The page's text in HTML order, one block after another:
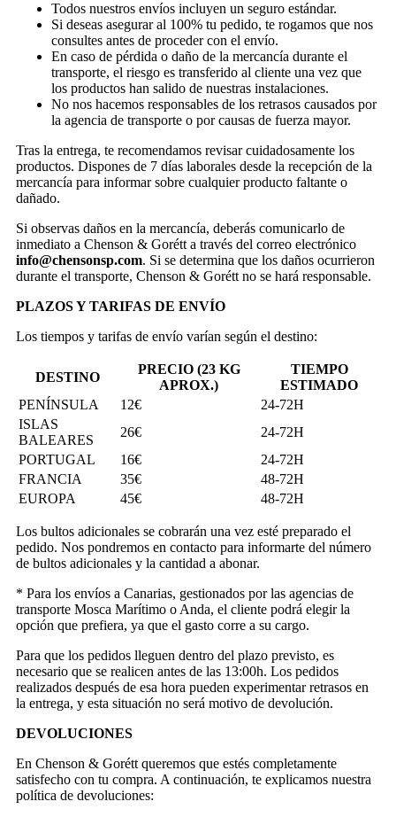
Todos nuestros envíos incluyen un seguro estándar.
Si deseas asegurar al 100% tu pedido, te rogamos que nos
consultes antes de proceder con el envío.
En caso de pérdida o daño de la mercancía durante el
transporte, el riesgo es transferido al cliente una vez que
los productos han salido de nuestras instalaciones.
No nos hacemos responsables de los retrasos causados por
la agencia de transporte o por causas de fuerza mayor.
Tras la entrega, te recomendamos revisar cuidadosamente los
productos. Dispones de 7 días laborales desde la recepción de la
mercancía para informar sobre cualquier producto faltante o
dañado.
Si observas daños en la mercancía, deberás comunicarlo de
inmediato a Chenson & Gorétt a través del correo electrónico
info@chensonsp.com. Si se determina que los daños ocurrieron
durante el transporte, Chenson & Gorétt no se hará responsable.
PLAZOS Y TARIFAS DE ENVÍO
Los tiempos y tarifas de envío varían según el destino:
DESTINO
PRECIO (23 KG
APROX.)
TIEMPO
ESTIMADO
PENÍNSULA
12€
24-72H
ISLAS
BALEARES
26€
24-72H
PORTUGAL
16€
24-72H
FRANCIA
35€
48-72H
EUROPA
45€ 48-72H
Los bultos adicionales se cobrarán una vez esté preparado el
pedido. Nos pondremos en contacto para informarte del número
de bultos adicionales y la cantidad a abonar.
* Para los envíos a Canarias, gestionados por las agencias de
transporte Mosca Marítimo o Anda, el cliente podrá elegir la
opción que prefiera, ya que el gasto corre a su cargo.
Para que los pedidos lleguen dentro del plazo previsto, es
necesario que se realicen antes de las 13:00h. Los pedidos
realizados después de esa hora pueden experimentar retrasos en
la entrega, y esta situación no será motivo de devolución.
DEVOLUCIONES
En Chenson & Gorétt queremos que estés completamente
satisfecho con tu compra. A continuación, te explicamos nuestra
política de devoluciones: